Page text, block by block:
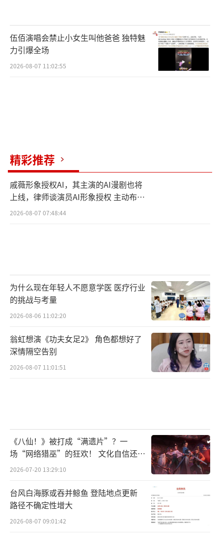
特地设置中国电影环节的同时，又邀请在《小
花》中饰演兄妹的唐国强和刘晓庆在法国重
聚，进一步显示出了主办方对刘晓庆本人及作
国文化部又在巴黎举办了“刘晓庆个人演唱
会”。在80年代末至90年代，刘晓庆还曾多次
率团参加南特、戛纳等知名法国电影节，成为
法国文化界眼中的中国电影代表性人物，也让
脸”，而是因为优秀的作品和艺术的高度。作
为中国电影史上的“时代符号”之一，刘晓庆
可谓上世纪八九十年代中国文化界的代表性形
象，主演的《小花》《芙蓉镇》《火烧圆明
园》《垂帘听政》等众多电影作品深入人心，
囊括了当时几乎所有的重量级奖项，其中获得
样风靡全国，创下34.7%的收视奇迹。后期投
身话剧演出后，更是创造了话剧演出363场的世
界纪录。在五十年的从艺生涯中，刘晓庆集
影、视、歌、舞台剧等多方面的成就于一身，
成为中国艺术舞台上最璀璨的明星之一。其作
品带来的国际影响力，也使她成为了一张能够
伍佰演唱会禁止小女生叫他爸爸 独特魅
力引爆全场
2026-08-07 11:02:55
精彩推荐
戚薇形象授权AI，其主演的AI漫剧也将
上线，律师谈演员AI形象授权 主动布局
数字资产
2026-08-07 07:48:44
为什么现在年轻人不愿意学医 医疗行业
的挑战与考量
2026-08-06 11:02:20
翁虹想演《功夫女足2》 角色都想好了
深情隔空告别
2026-08-07 11:01:51
《八仙！》被打成“满遗片”？一
场“网络猎巫”的狂欢！ 文化自信还是
焦虑？
2026-07-20 13:29:10
台风白海豚或吞并鲸鱼 登陆地点更新
路径不确定性增大
2026-08-07 09:01:42